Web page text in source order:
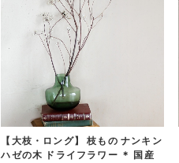
【大枝・ロング】 枝もの ナンキン
ハゼの木 ドライフラワー ＊ 国産